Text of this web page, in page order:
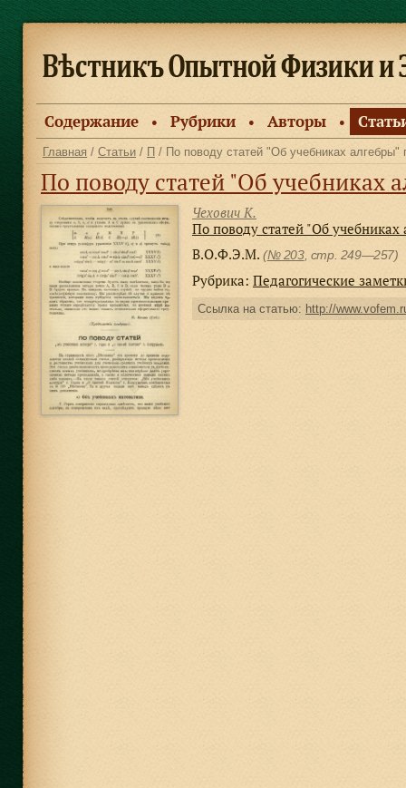
Содержание ● Рубрики ● Авторы ●
Главная / Статьи / П / По поводу статей "Об учебниках
По поводу статей "Об учебниках
Чехович К.
По поводу статей "Об
В.О.Ф.Э.М. (№ 203, стр. 249—257)
Рубрика: Педагогические
Ссылка на статью: http://